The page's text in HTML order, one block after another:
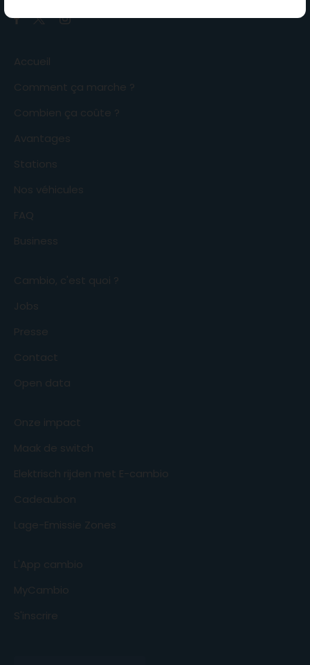
Accueil
Comment ça marche ?
Combien ça coûte ?
Avantages
Stations
Nos véhicules
FAQ
Business
Cambio, c'est quoi ?
Jobs
Presse
Contact
Open data
Onze impact
Maak de switch
Elektrisch rijden met E-cambio
Cadeaubon
Lage-Emissie Zones
L'App cambio
MyCambio
S'inscrire